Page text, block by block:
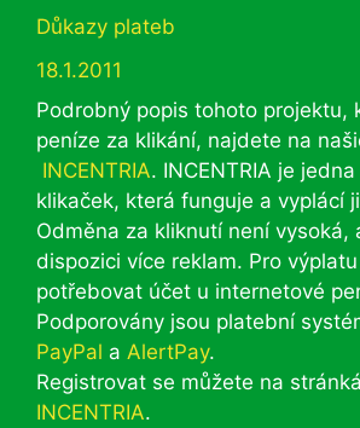
Rubriky
Důkazy plateb
18.1.2011
Podrobný popis tohoto projektu,
peníze za klikání, najdete na
INCENTRIA. INCENTRIA je
klikaček, která funguje a vyplácí
Odměna za kliknutí není vysoká,
dispozici více reklam. Pro
potřebovat účet u internetové
Podporovány jsou platební
PayPal a AlertPay.
Registrovat se můžete na
INCENTRIA.